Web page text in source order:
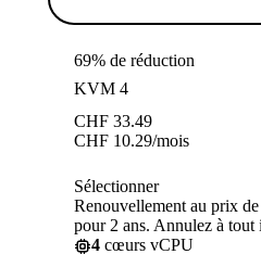
69% de réduction
KVM 4
CHF 33.49
CHF 10.29/mois
Sélectionner
Renouvellement au prix
pour 2 ans. Annulez à tout
4 cœurs vCPU